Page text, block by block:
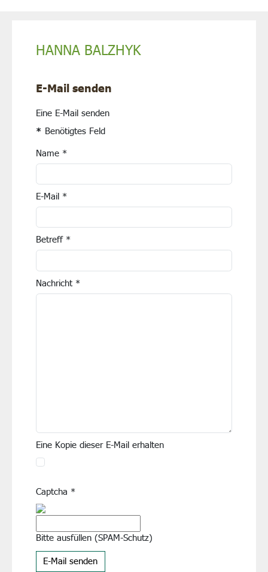
HANNA BALZHYK
E-Mail senden
Eine E-Mail senden
* Benötigtes Feld
Name *
E-Mail *
Betreff*
Nachricht *
Eine Kopie dieser E-Mail erhalten
Captcha *
Bitte ausfüllen (SPAM-Schutz)
E-Mail senden